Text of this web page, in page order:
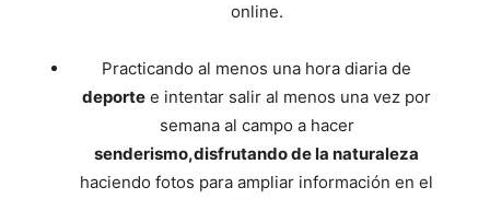
online.
Practicando al menos una hora diaria de
deporte e intentar salir al menos una vez por
semana al campo a hacer
senderismo,disfrutando de la naturaleza
haciendo fotos para ampliar información en el